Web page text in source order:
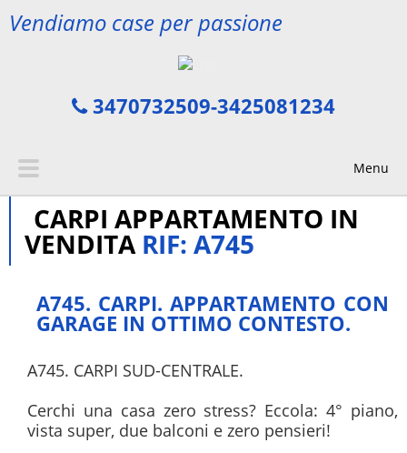
Vendiamo case per passione
3470732509-3425081234
Menu
CARPI APPARTAMENTO IN
VENDITA RIF: A745
A745. CARPI. APPARTAMENTO CON
GARAGE IN OTTIMO CONTESTO.
A745. CARPI SUD-CENTRALE.
Cerchi una casa zero stress? Eccola: 4° piano,
vista super, due balconi e zero pensieri!